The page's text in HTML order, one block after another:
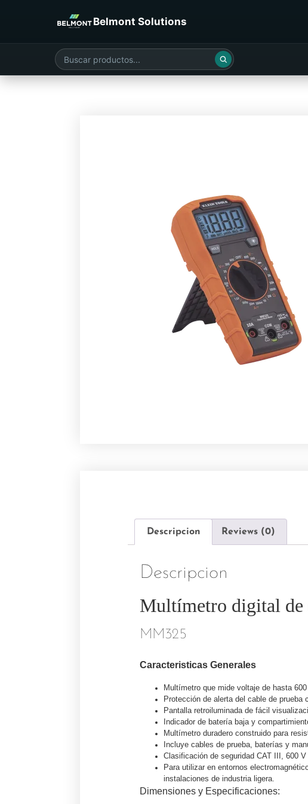
Belmont Solutions
Descripcion Reviews (0)
Descripcion
Multímetro digital de
MM325
Caracteristicas Generales
Multímetro que mide voltaje de hasta
Protección de alerta del cable de prueba
Pantalla retroiluminada de fácil
Indicador de batería baja y
Multímetro duradero construido para
Incluye cables de prueba, baterías y
Clasificación de seguridad CAT III, 600 V
Para utilizar en entornos
instalaciones de industria ligera.
Dimensiones y Especificaciones: